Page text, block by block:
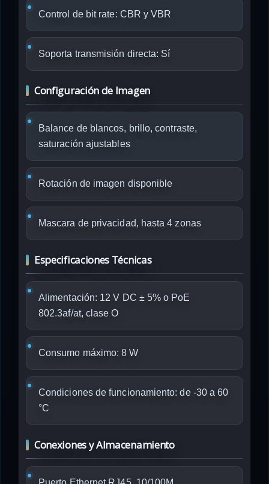
Control de bit rate: CBR y VBR
Soporta transmisión directa: Sí
Configuración de Imagen
Balance de blancos, brillo, contraste,
saturación ajustables
Rotación de imagen disponible
Mascara de privacidad, hasta 4 zonas
Especificaciones Técnicas
Alimentación: 12 V DC ± 5% o PoE
802.3af/at, clase O
Consumo máximo: 8 W
Condiciones de funcionamiento: de -30 a 60
°C
Conexiones y Almacenamiento